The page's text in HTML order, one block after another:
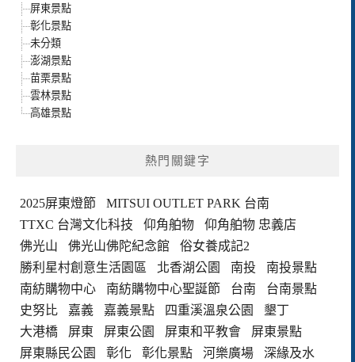
屏東景點
彰化景點
未分類
澎湖景點
苗栗景點
雲林景點
高雄景點
熱門關鍵字
2025屏東燈節
MITSUI OUTLET PARK 台南
TTXC 台灣文化科技
仰角舶物
仰角舶物 忠義店
佛光山
佛光山佛陀紀念館
俗女養成記2
勝利星村創意生活園區
北香湖公園 南投
南投景點
南紡購物中心
南紡購物中心聖誕節 台南
台南景點
史努比
嘉義 嘉義景點 四重溪溫泉公園
墾丁
大港橋
屏東 屏東公園 屏東和平教會
屏東景點
屏東縣民公園
彰化 彰化景點 河樂廣場
深緣及水